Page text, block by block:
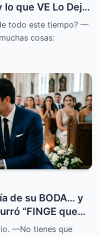
que VE Lo Deja
todo este tiempo? —
cosas:
de su BODA… y
“FINGE que
—No tienes que